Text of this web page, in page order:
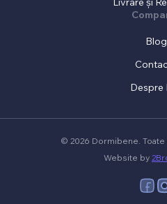
Blog
Despre
© 2026 Dormibene.
Website by